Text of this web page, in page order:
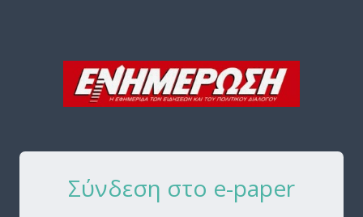
Σύνδεση στο e-paper